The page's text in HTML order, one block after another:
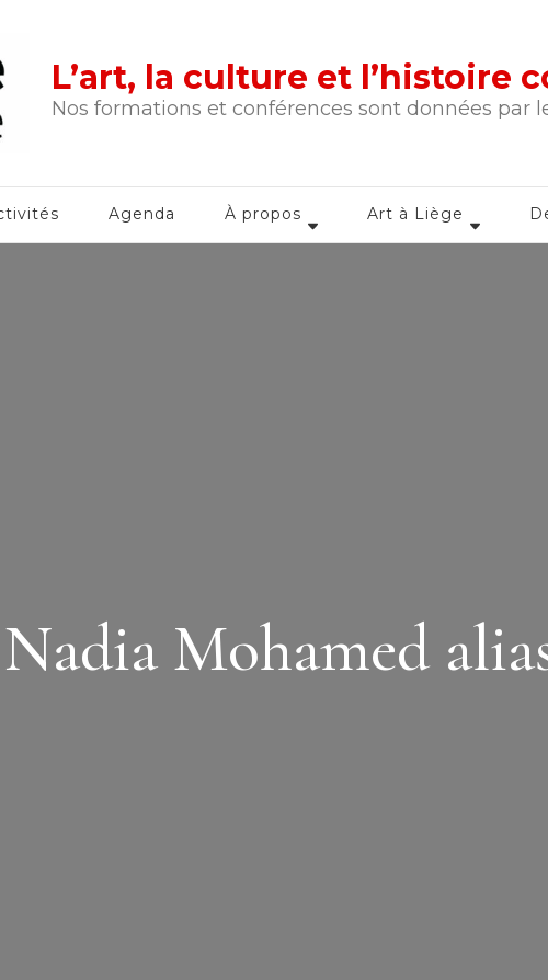
L’art, la culture et l’histoire
Nos formations et conférences sont données par
Agenda À propos Art à Liège
Nadia Mohamed